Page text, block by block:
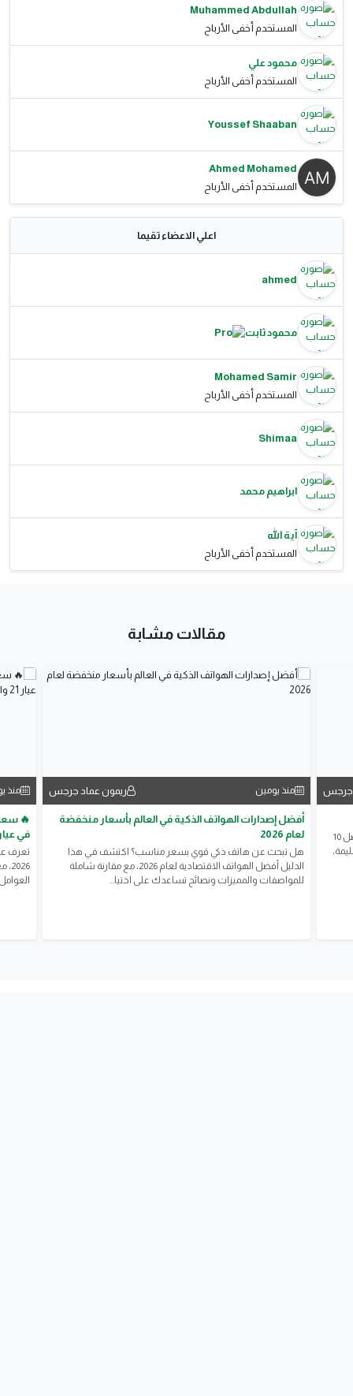
Muhammed Abdullah
المستخدم أخفى الأرباح
محمود علي
المستخدم أخفى الأرباح
Youssef Shaaban
Ahmed Mohamed
المستخدم أخفى الأرباح
اعلي الاعضاء تقيما
ahmed
محمود ثابت
Mohamed Samir
المستخدم أخفى الأرباح
Shimaa
ابراهيم محمد
آية الله
المستخدم أخفى الأرباح
مقالات مشابة
جرجس
هل ترغب في تحسين ذاكرتك بطريقة طبيعية؟ اكتشف أفضل 10
منذ يومين ريمون عماد جرجس
أفضل إصدارات الهواتف الذكية في العالم بأسعار منخفضة
لعام 2026
هل تبحث عن هاتف ذكي قوي بسعر مناسب؟ اكتشف في هذا
الدليل أفضل الهواتف الاقتصادية لعام 2026، مع مقارنة شاملة
للمواصفات والمميزات ونصائح تساعدك على اختيا...
منذ
في عيار 21 والجنيه